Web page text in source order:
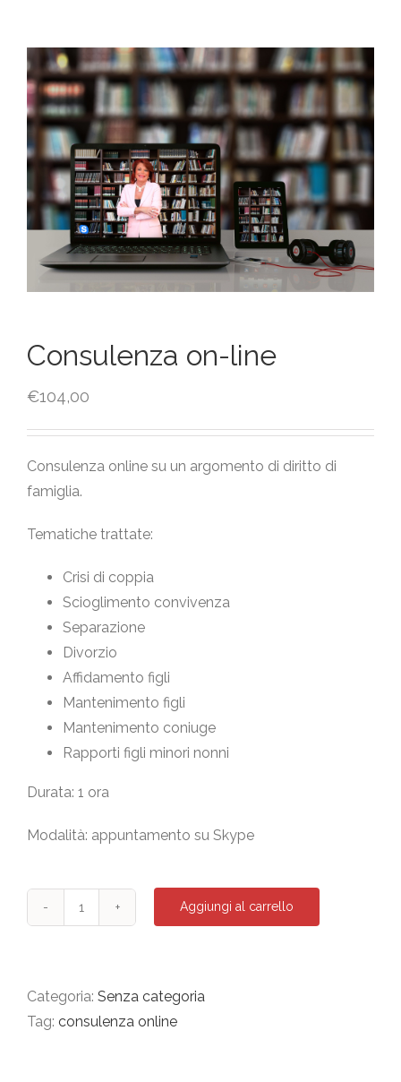
Consulenza on-line
€104,00
Consulenza online su un argomento di diritto di
famiglia.
Tematiche trattate:
Crisi di coppia
Scioglimento convivenza
Separazione
Divorzio
Affidamento figli
Mantenimento figli
Mantenimento coniuge
Rapporti figli minori nonni
Durata: 1 ora
Modalità: appuntamento su Skype
quantità
Aggiungi al carrello
Categoria: Senza categoria
Tag: consulenza online